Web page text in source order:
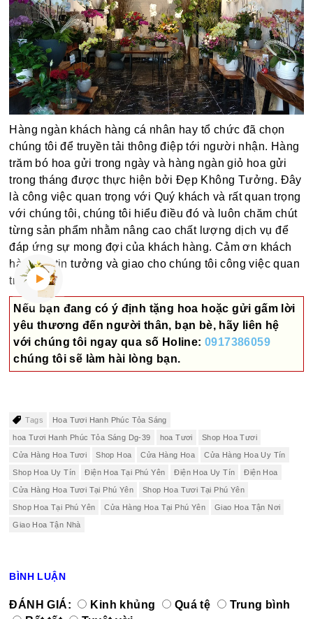
Hàng ngàn khách hàng cá nhân hay tổ chức đã chọn
chúng tôi để truyền tải thông điệp tới người nhận. Hàng
trăm bó hoa gửi trong ngày và hàng ngàn giỏ hoa gửi
trong tháng được thực hiện bởi Đẹp Không Tưởng. Đây
là công việc quan trọng với Quý khách và rất quan trọng
với chúng tôi, chúng tôi hiểu điều đó và luôn chăm chút
từng sản phẩm nhằm nâng cao chất lượng dịch vụ để
đáp ứng sự mong đợi của khách hàng. Cảm ơn khách
hàng đã tin tưởng và giao cho chúng tôi công việc quan
trọng này.
Nếu bạn đang có ý định tặng hoa hoặc gửi gấm lời
yêu thương đến người thân, bạn bè, hãy liên hệ
với chúng tôi ngay qua số Holine:0917386059
chúng tôi sẽ làm hài lòng bạn.
Tags Hoa Tươi Hanh Phúc Tỏa Sáng
hoa Tươi Hanh Phúc Tỏa Sáng Dg-39 hoa Tươi Shop Hoa Tươi
Cửa Hàng Hoa Tươi Shop Hoa Cửa Hàng Hoa Cửa Hàng Hoa Uy Tín
Shop Hoa Uy Tín Điện Hoa Tại Phú Yên Điện Hoa Uy Tín Điện Hoa
Cửa Hàng Hoa Tươi Tại Phú Yên Shop Hoa Tươi Tại Phú Yên
Shop Hoa Tại Phú Yên Cửa Hàng Hoa Tại Phú Yên Giao Hoa Tận Nơi
Giao Hoa Tận Nhà
BÌNH LUẬN
ĐÁNH GIÁ: Kinh khủng Quá tệ
Trung bình